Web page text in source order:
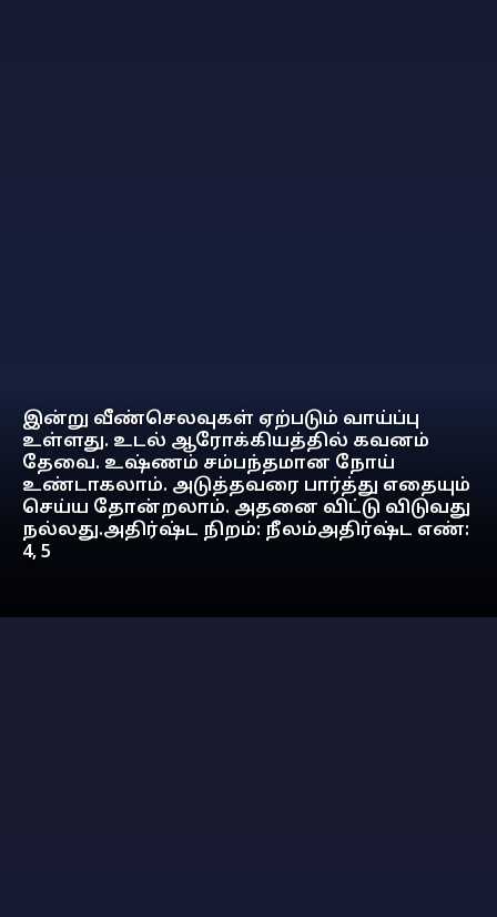
இன்று வீண்செலவுகள் ஏற்படும் வாய்ப்பு
உள்ளது. உடல் ஆரோக்கியத்தில் கவனம்
தேவை. உஷ்ணம் சம்பந்தமான நோய்
உண்டாகலாம். அடுத்தவரை பார்த்து எதையும்
செய்ய தோன்றலாம். அதனை விட்டு விடுவது
நல்லது.அதிர்ஷ்ட நிறம்: நீலம்அதிர்ஷ்ட எண்:
4, 5